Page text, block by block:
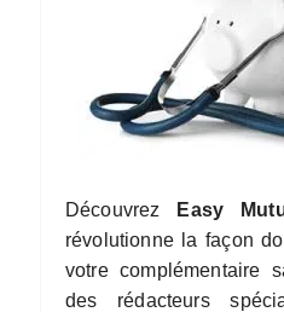
Découvrez Easy
révolutionne la façon
votre complémentaire
des rédacteurs